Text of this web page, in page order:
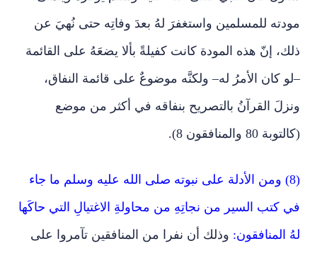
مودته للمسلمين واستغفرَ لهُ بعدَ وفاتِه حتى نُهيَ عن
ذلك، إنّ هذه المودة كانت كفيلةً بألا يضعَهُ على القائمة
–لو كان الأمرُ له– ولكنَّه موضوعٌ على قائمة النفاق،
ونزلَ القرآنُ بالتصريح بنفاقه في أكثر من موضع
(كالتوبة 80 والمنافقون 8).
(8) ومن الأدلة على نبوته صلى الله عليه وسلم ما جاء
في كتب السير من نجاتِهِ من محاولةِ الاغتيالِ التي حاكَها
لهُ المنافقون: وذلك أن نفرا من المنافقين تآمروا على